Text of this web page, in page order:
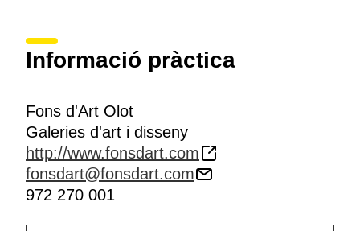
Informació pràctica
Fons d'Art Olot
Galeries d'art i disseny
http://www.fonsdart.com
fonsdart@fonsdart.com
972 270 001